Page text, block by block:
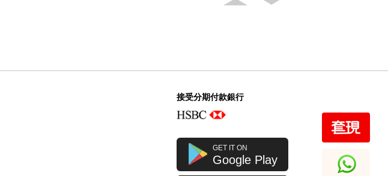
Ysl / Saint Laurent 聖羅蘭 手袋
748849 Dv707 1000 單肩包/
斜挎包
10,980.00
接受分期付款銀行
GET IT ON
Google Play